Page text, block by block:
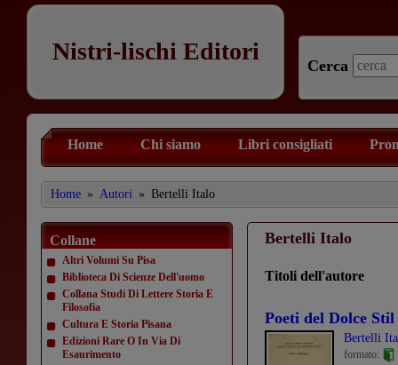
Nistri-lischi Editori
Cerca
Home Chi siamo Libri consigliati
Home » Autori » Bertelli Italo
Collane
Altri Volumi Su Pisa
Biblioteca Di Scienze Dell'uomo
Collana Studi Di Lettere Storia E
Filosofia
Cultura E Storia Pisana
Edizioni Rare O In Via Di
Esaurimento
Bertelli Italo
Titoli dell'autore
Poeti del Dolce Stil
Bertelli
formato: